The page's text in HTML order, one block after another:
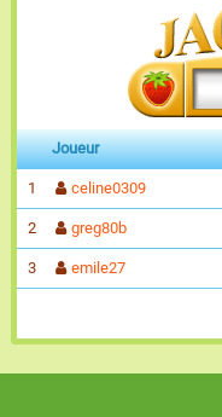
Joueur
1 celine0309
2 greg80b
3 emile27